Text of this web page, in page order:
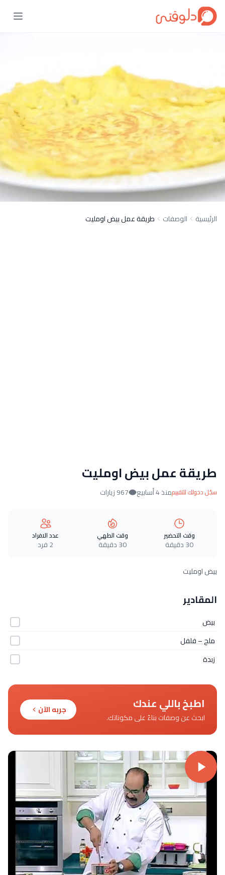
الرئيسية الوصفات طريقة عمل بيض اومليت
طريقة عمل بيض اومليت
سجّل دخولك للتقييممنذ 4 أسابيع 967 زيارات
وقت التحضير
30 دقيقة
وقت الطهي
30 دقيقة
عدد الافراد
2 فرد
بيض اومليت
المقادير
بيض
ملح – فلفل
زبدة
اطبخ باللي عندك
ابحث عن وصفات بناءً على مكوناتك.
جربه الآن